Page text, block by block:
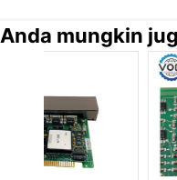
Anda mungkin